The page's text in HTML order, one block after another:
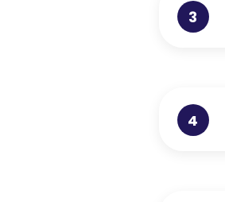
3
4